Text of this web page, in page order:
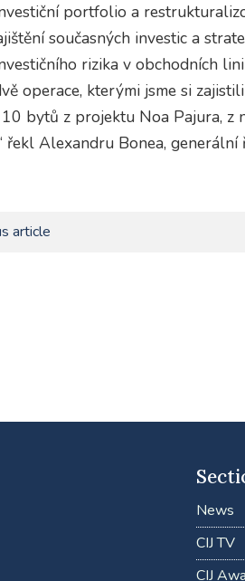
portfolio a
současných investic a
rizika v obchodních
operace, kterými jsme si
bytů z projektu Noa Pajura, z
řekl Alexandru Bonea,
article
News
CIJ TV
CIJ